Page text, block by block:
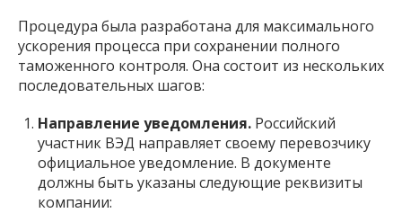
Процедура была разработана для максимального
ускорения процесса при сохранении полного
таможенного контроля. Она состоит из нескольких
последовательных шагов:
Направление уведомления. Российский
участник ВЭД направляет своему перевозчику
официальное уведомление. В документе
должны быть указаны следующие реквизиты
компании: